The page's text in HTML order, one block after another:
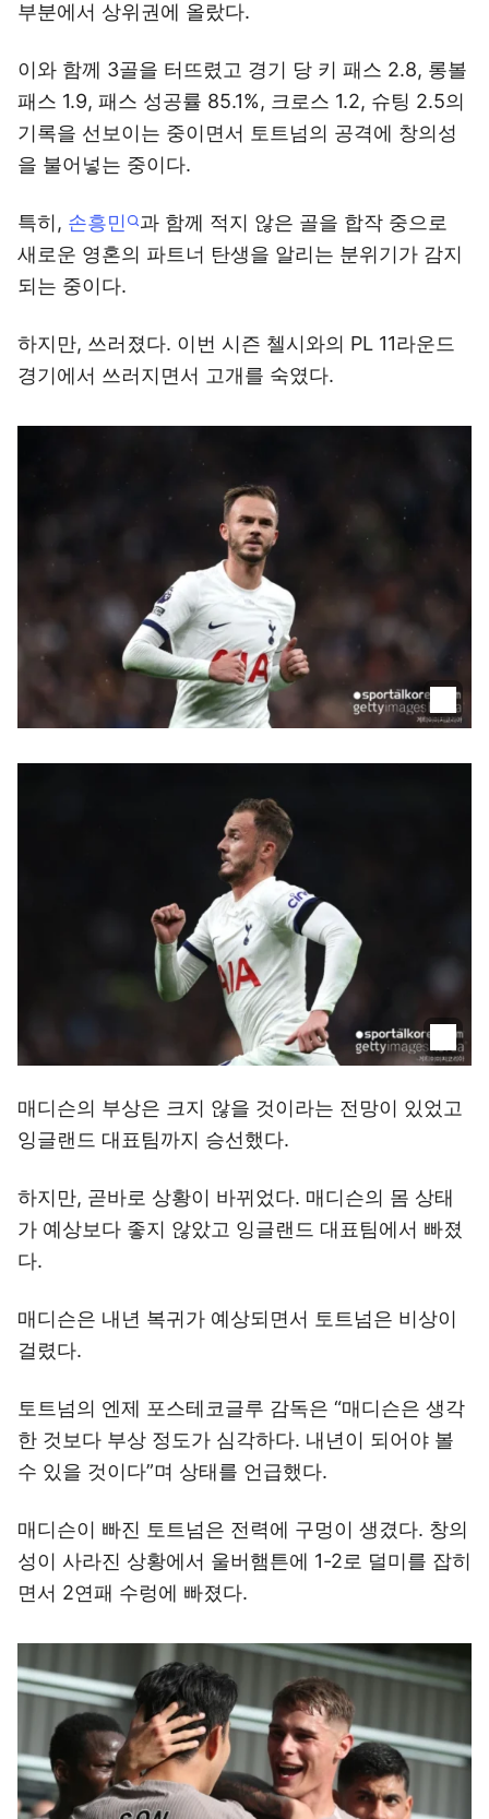
부분에서 상위권에 올랐다.
이와 함께 3골을 터뜨렸고 경기 당 키 패스 2.8, 롱볼
패스 1.9, 패스 성공률 85.1%, 크로스 1.2, 슈팅 2.5의
기록을 선보이는 중이면서 토트넘의 공격에 창의성
을 불어넣는 중이다.
특히, 손흥민
과 함께 적지 않은 골을 합작 중으로
새로운 영혼의 파트너 탄생을 알리는 분위기가 감지
되는 중이다.
하지만, 쓰러졌다. 이번 시즌 첼시와의 PL 11라운드
경기에서 쓰러지면서 고개를 숙였다.
매디슨의 부상은 크지 않을 것이라는 전망이 있었고
잉글랜드 대표팀까지 승선했다.
하지만, 곧바로 상황이 바뀌었다. 매디슨의 몸 상태
가 예상보다 좋지 않았고 잉글랜드 대표팀에서 빠졌
다.
매디슨은 내년 복귀가 예상되면서 토트넘은 비상이
걸렸다.
토트넘의 엔제 포스테코글루 감독은 “매디슨은 생각
한 것보다 부상 정도가 심각하다. 내년이 되어야 볼
수 있을 것이다”며 상태를 언급했다.
매디슨이 빠진 토트넘은 전력에 구멍이 생겼다. 창의
성이 사라진 상황에서 울버햄튼에 1-2로 덜미를 잡히
면서 2연패 수렁에 빠졌다.